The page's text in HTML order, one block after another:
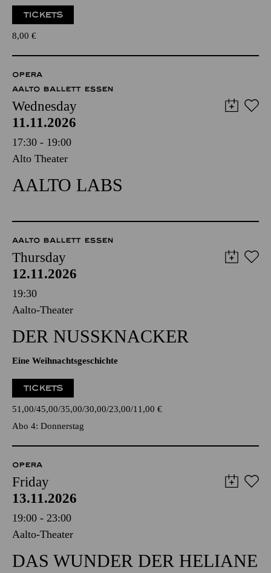
TICKETS
8,00 €
OPERA
AALTO BALLETT ESSEN
Wednesday
11.11.2026
17:30 - 19:00
Alto Theater
AALTO LABS
AALTO BALLETT ESSEN
Thursday
12.11.2026
19:30
Aalto-Theater
DER NUSSKNACKER
Eine Weihnachtsgeschichte
TICKETS
51,00 45,00 35,00 30,00 23,00 11,00 €
Abo 4: Donnerstag
OPERA
Friday
13.11.2026
19:00 - 23:00
Aalto-Theater
DAS WUNDER DER HELIANE